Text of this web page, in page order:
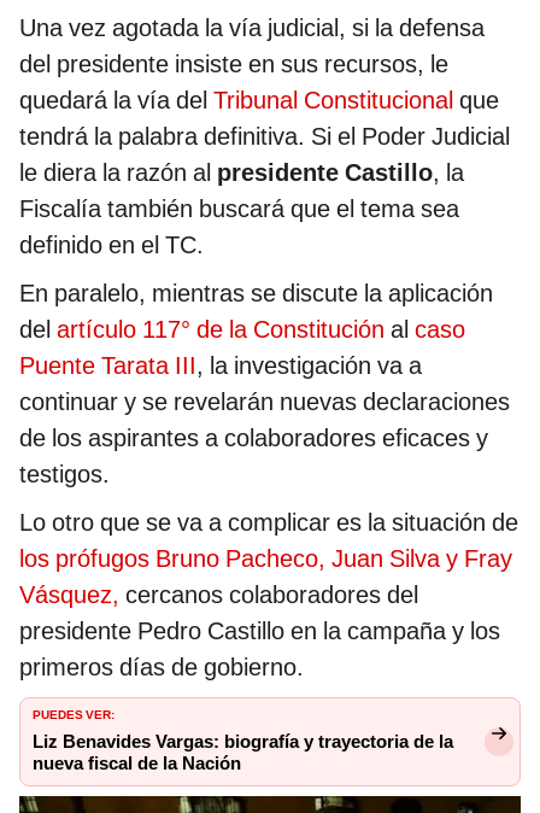
Una vez agotada la vía judicial, si la defensa
del presidente insiste en sus recursos, le
quedará la vía del Tribunal Constitucional que
tendrá la palabra definitiva. Si el Poder Judicial
le diera la razón al presidente Castillo, la
Fiscalía también buscará que el tema sea
definido en el TC.
En paralelo, mientras se discute la aplicación
del artículo 117° de la Constitución al caso
Puente Tarata III, la investigación va a
continuar y se revelarán nuevas declaraciones
de los aspirantes a colaboradores eficaces y
testigos.
Lo otro que se va a complicar es la situación de
los prófugos Bruno Pacheco, Juan Silva y Fray
Vásquez, cercanos colaboradores del
presidente Pedro Castillo en la campaña y los
primeros días de gobierno.
PUEDES VER:
Liz Benavides Vargas: biografía y trayectoria de la
nueva fiscal de la Nación